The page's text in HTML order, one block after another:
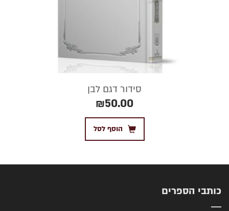
סידור דגם לבן
₪50.00
הוסף לסל
כותבי הספרים